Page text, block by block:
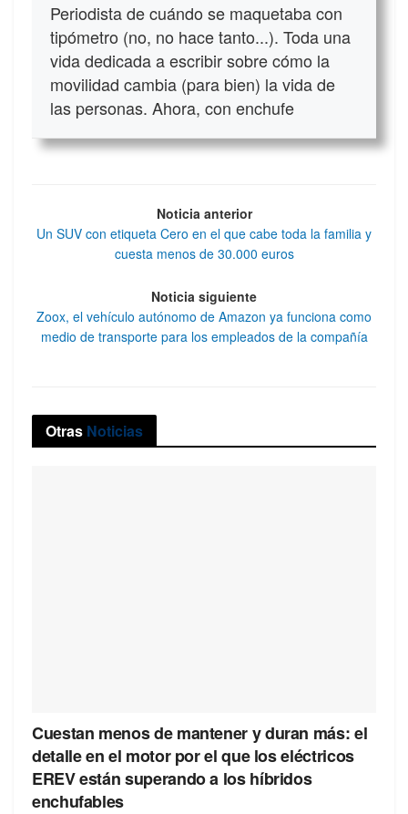
Periodista de cuándo se maquetaba con
tipómetro (no, no hace tanto...). Toda una
vida dedicada a escribir sobre cómo la
movilidad cambia (para bien) la vida de
las personas. Ahora, con enchufe
Noticia anterior
Un SUV con etiqueta Cero en el que cabe toda la familia y
cuesta menos de 30.000 euros
Noticia siguiente
Zoox, el vehículo autónomo de Amazon ya funciona como
medio de transporte para los empleados de la compañía
Otras Noticias
Cuestan menos de mantener y duran más: el
detalle en el motor por el que los eléctricos
EREV están superando a los híbridos
enchufables